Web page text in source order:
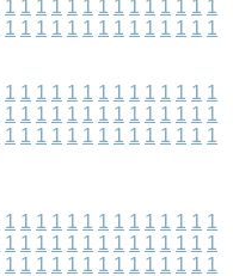
1 1 1 1 1 1 1 1 1 1 1 1 1 1
1 1 1 1 1 1 1 1 1 1 1 1 1 1
1 1 1 1 1 1 1 1 1 1 1 1 1 1
1 1 1 1 1 1 1 1 1 1 1 1 1 1
1 1 1 1 1 1 1 1 1 1 1 1 1 1
1 1 1 1 1 1 1 1 1 1 1 1 1 1
1 1 1 1 1 1 1 1 1 1 1 1 1 1
1 1 1 1 1 1 1 1 1 1 1 1 1 1